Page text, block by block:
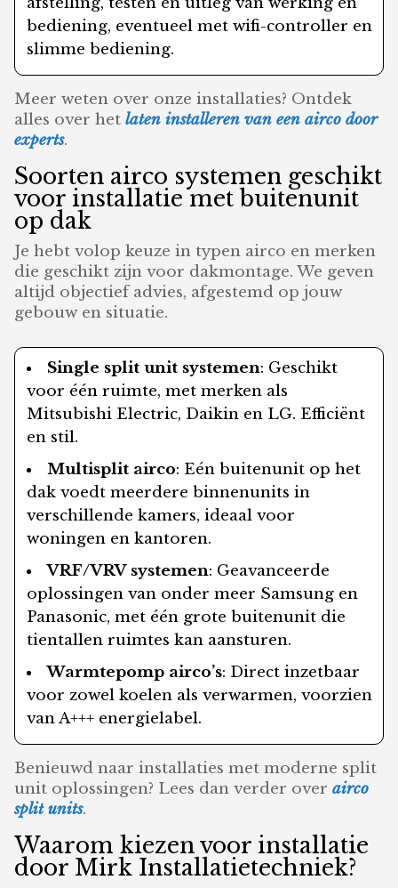
bediening, eventueel met wifi-controller en
slimme bediening.
Meer weten over onze installaties? Ontdek
alles over hetlaten installeren van een airco door
experts.
Soorten airco systemen geschikt
voor installatie met buitenunit
op dak
Je hebt volop keuze in typen airco en merken
die geschikt zijn voor dakmontage. We geven
altijd objectief advies, afgestemd op jouw
gebouw en situatie.
Single split unit systemen: Geschikt
voor één ruimte, met merken als
Mitsubishi Electric, Daikin en LG. Efficiënt
en stil.
Multisplit airco: Eén buitenunit op het
dak voedt meerdere binnenunits in
verschillende kamers, ideaal voor
woningen en kantoren.
VRF/VRV systemen: Geavanceerde
oplossingen van onder meer Samsung en
Panasonic, met één grote buitenunit die
tientallen ruimtes kan aansturen.
Warmtepomp airco’s: Direct inzetbaar
voor zowel koelen als verwarmen, voorzien
van A+++ energielabel.
Benieuwd naar installaties met moderne split
unit oplossingen? Lees dan verder overairco
split units.
Waarom kiezen voor installatie
door Mirk Installatietechniek?